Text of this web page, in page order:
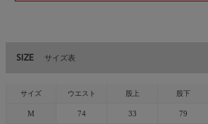
SIZE サイズ表
サイズ ウエスト 股上 股下
M 74 33 79